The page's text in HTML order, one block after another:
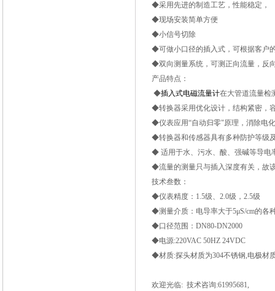
◆采用先进的制造工艺，性能稳定，
◆现场安装简单方便
◆小信号切除
◆可做小口径的插入式，可根据客户
◆双向测量系统，可测正向流量，反
产品特点：
◆插入式电磁流量计在大管道流量检
◆转换器采用优化设计，结构紧密，
◆仪表应用“自动归零"原理，消除电
◆转换器和传感器具有多种防护等级
◆ 适用于水、污水、酸、强碱等导电
◆流量的测量只与插入深度有关，故
技术叁数：
◆仪表精度：1.5级、2.0级，2.5级
◆测量介质：电导率大于5μS/cm的各
◆口径范围：DN80-DN2000
◆电源:220VAC 50HZ 24VDC
◆材质:探头材质为304不锈钢,电极材
欢迎光临: 技术咨询:61995681,